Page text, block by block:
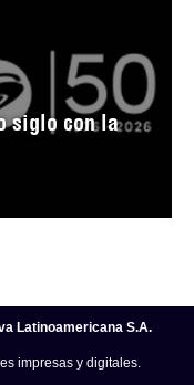
siglo con la
Latinoamericana S.A.
impresas y digitales.